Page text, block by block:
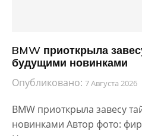
BMW приоткрыла
будущими новинками
Опубликовано: 7 Августа 2026
BMW приоткрыла завесу
новинками Автор фото: